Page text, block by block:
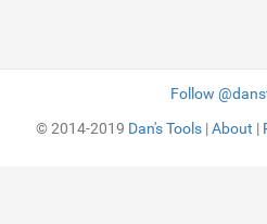
Follow
© 2014-2019 Dan's Tools|About |